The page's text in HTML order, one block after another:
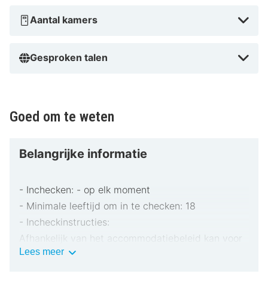
Aantal kamers
Gesproken talen
Goed om te weten
Belangrijke informatie
- Inchecken: - op elk moment
- Minimale leeftijd om in te checken: 18
- Incheckinstructies:
Afhankelijk van het accommodatiebeleid kan voor
extra personen een toeslag in rekening worden
Lees meerBelangrijke